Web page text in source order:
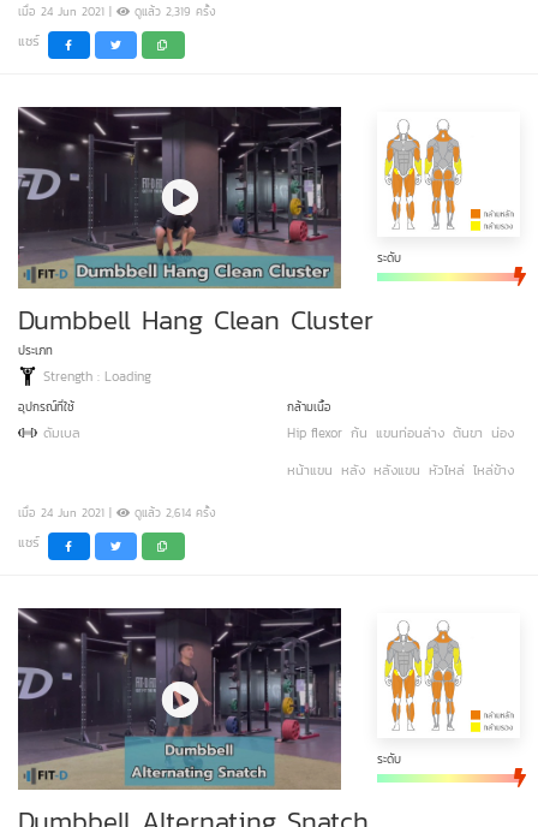
เมื่อ 24 Jun 2021 | ดูแล้ว 2,319 ครั้ง
แชร์
ระดับ
Dumbbell Hang Clean Cluster
ประเภท
Strength : Loading
อุปกรณ์ที่ใช้
ดัมเบล
กล้ามเนื้อ
Hip flexor ก้น แขนท่อนล่าง ต้นขา น่อง
หน้าแขน หลัง หลังแขน หัวไหล่ ไหล่ข้าง
เมื่อ 24 Jun 2021 | ดูแล้ว 2,614 ครั้ง
แชร์
ระดับ